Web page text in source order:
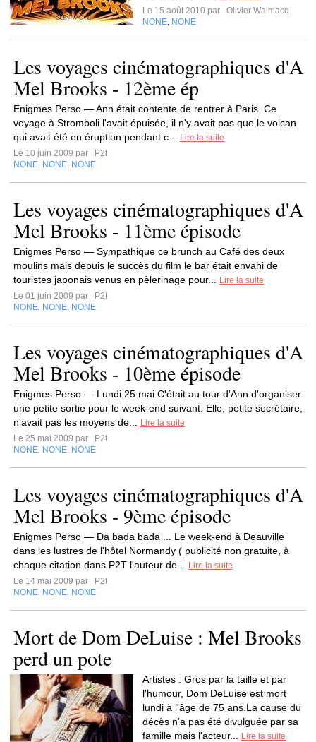
Le 15 août 2010 par
Olivier Walmacq
NONE NONE
Les voyages cinématographiques d'A
Mel Brooks - 12ème ép
Enigmes Perso — Ann était contente de rentrer à Paris. Ce
voyage à Stromboli l'avait épuisée, il n'y avait pas que le volcan
qui avait été en éruption pendant c...
Lire la suite
Le 10 juin 2009 par
P2t
NONE NONE NONE
Les voyages cinématographiques d'A
Mel Brooks - 11ème épisode
Enigmes Perso — Sympathique ce brunch au Café des deux
moulins mais depuis le succès du film le bar était envahi de
touristes japonais venus en pèlerinage pour...
Lire la suite
Le 01 juin 2009 par
P2t
NONE NONE NONE
Les voyages cinématographiques d'A
Mel Brooks - 10ème épisode
Enigmes Perso — Lundi 25 mai C'était au tour d'Ann d'organiser
une petite sortie pour le week-end suivant. Elle, petite secrétaire,
n'avait pas les moyens de...
Lire la suite
Le 25 mai 2009 par
P2t
NONE NONE NONE
Les voyages cinématographiques d'A
Mel Brooks - 9ème épisode
Enigmes Perso — Da bada bada ... Le week-end à Deauville
dans les lustres de l'hôtel Normandy ( publicité non gratuite, à
chaque citation dans P2T l'auteur de...
Lire la suite
Le 14 mai 2009 par
P2t
NONE NONE NONE
Mort de Dom DeLuise : Mel Brooks
perd un pote
Artistes : Gros par la taille et par
l'humour, Dom DeLuise est mort
lundi à l'âge de 75 ans.La cause du
décès n'a pas été divulguée par sa
famille mais l'acteur...
Lire la suite